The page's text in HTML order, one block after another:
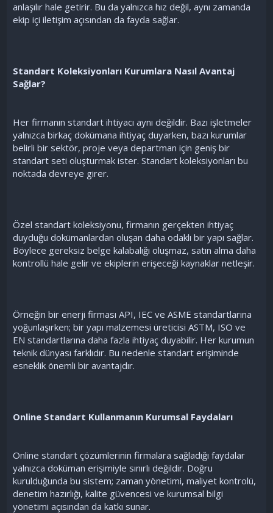
anlaşılır hale getirir. Bu da yalnızca hız değil, aynı zamanda
ekip içi iletişim açısından da fayda sağlar.
Standart Koleksiyonları Kurumlara Nasıl Avantaj
Sağlar?
Her firmanın standart ihtiyacı aynı değildir. Bazı işletmeler
yalnızca birkaç dokümana ihtiyaç duyarken, bazı kurumlar
belirli bir sektör, proje veya departman için geniş bir
standart seti oluşturmak ister. Standart koleksiyonları bu
noktada devreye girer.
Özel standart koleksiyonu, firmanın gerçekten ihtiyaç
duyduğu dokümanlardan oluşan daha odaklı bir yapı sağlar.
Böylece gereksiz belge kalabalığı oluşmaz, satın alma daha
kontrollü hale gelir ve ekiplerin erişeceği kaynaklar netleşir.
Örneğin bir enerji firması API, IEC ve ASME standartlarına
yoğunlaşırken; bir yapı malzemesi üreticisi ASTM, ISO ve
EN standartlarına daha fazla ihtiyaç duyabilir. Her kurumun
teknik dünyası farklıdır. Bu nedenle standart erişiminde
esneklik önemli bir avantajdır.
Online Standart Kullanmanın Kurumsal Faydaları
Online standart çözümlerinin firmalara sağladığı faydalar
yalnızca doküman erişimiyle sınırlı değildir. Doğru
kurulduğunda bu sistem; zaman yönetimi, maliyet kontrolü,
denetim hazırlığı, kalite güvencesi ve kurumsal bilgi
yönetimi açısından da katkı sunar.